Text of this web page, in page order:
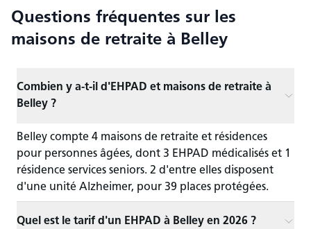
Questions fréquentes sur les
maisons de retraite à Belley
Combien y a-t-il d'EHPAD et maisons de retraite à
Belley ?
Belley compte 4 maisons de retraite et résidences
pour personnes âgées, dont 3 EHPAD médicalisés et 1
résidence services seniors. 2 d'entre elles disposent
d'une unité Alzheimer, pour 39 places protégées.
Quel est le tarif d'un EHPAD à Belley en 2026 ?